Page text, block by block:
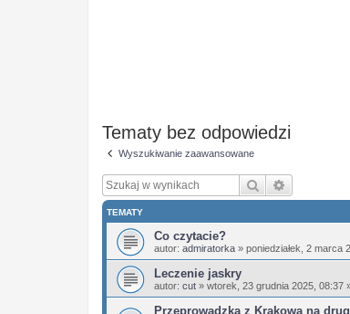
Tematy bez odpowiedzi
Wyszukiwanie zaawansowane
Szukaj
TEMATY
Co czytacie?
autor: admiratorka » poniedziałek, 2 marca
Leczenie jaskry
autor: cut » wtorek, 23 grudnia 2025, 08:37
Przeprowadzka z Krakowa na